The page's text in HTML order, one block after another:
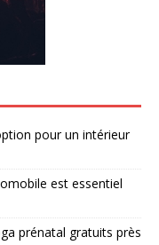
pour un intérieur
est essentiel
prénatal gratuits près